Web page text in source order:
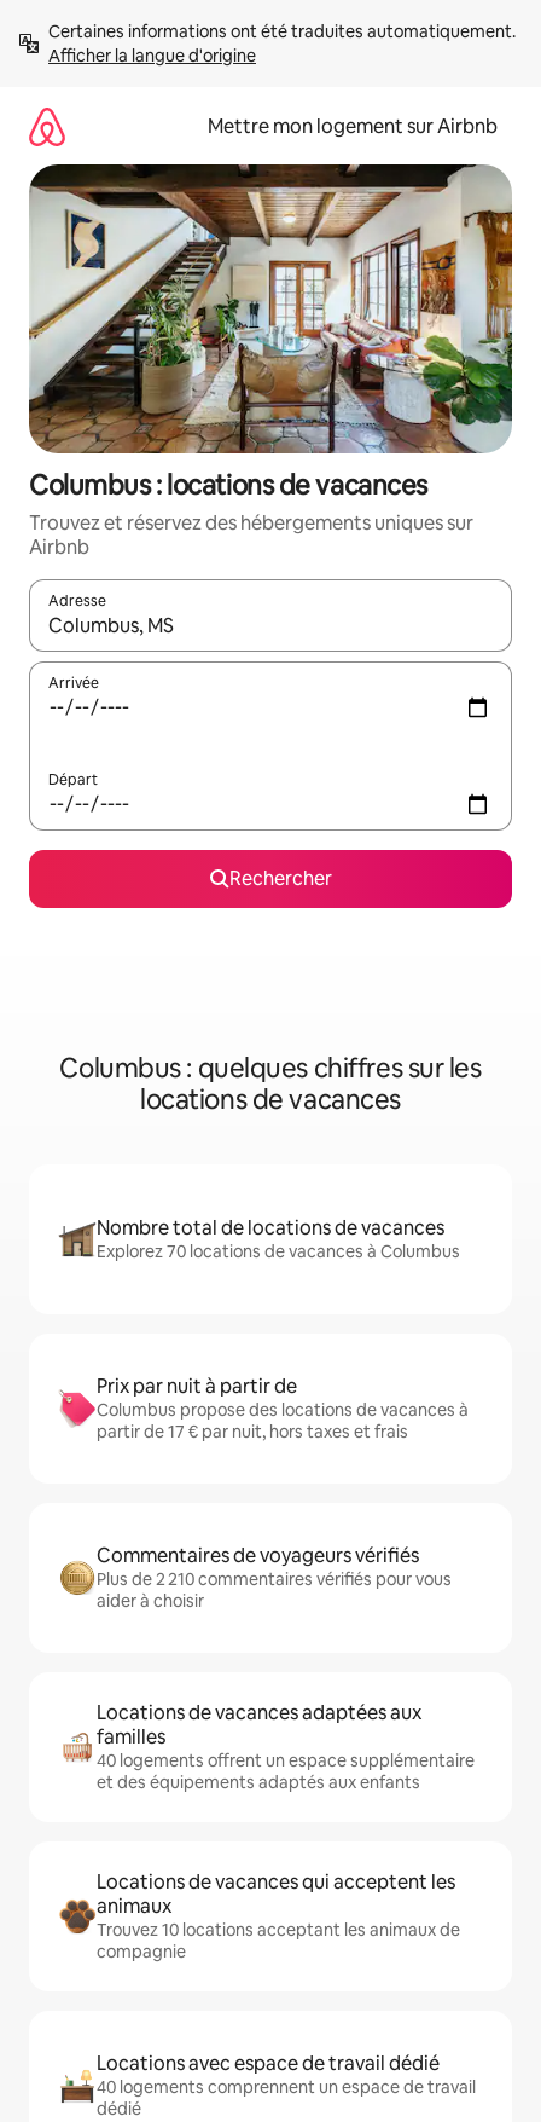
directement
Afficher la langue d'origine
Mettre mon logement sur Airbnb
Columbus : locations de vacances
Trouvez et réservez des hébergements uniques sur
Airbnb
Adresse
Lorsque les résultats s'affichent, utilisez les flèches vers le
Arrivée
Départ
Rechercher
Columbus : quelques chiffres sur les
locations de vacances
Nombre total de locations de vacances
Explorez 70 locations de vacances à Columbus
Prix par nuit à partir de
Columbus propose des locations de vacances à
partir de 17 € par nuit, hors taxes et frais
Commentaires de voyageurs vérifiés
Plus de 2 210 commentaires vérifiés pour vous
aider à choisir
Locations de vacances adaptées aux
familles
40 logements offrent un espace supplémentaire
et des équipements adaptés aux enfants
Locations de vacances qui acceptent les
animaux
Trouvez 10 locations acceptant les animaux de
compagnie
Locations avec espace de travail dédié
40 logements comprennent un espace de travail
dédié